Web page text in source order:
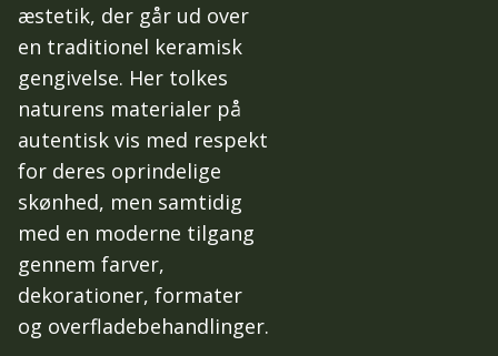
æstetik, der går ud over
en traditionel keramisk
gengivelse. Her tolkes
naturens materialer på
autentisk vis med respekt
for deres oprindelige
skønhed, men samtidig
med en moderne tilgang
gennem farver,
dekorationer, formater
og overfladebehandlinger.